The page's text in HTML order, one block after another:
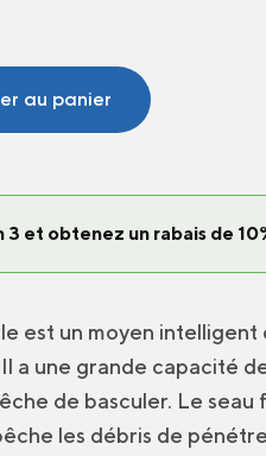
au panier
et obtenez un rabais de
est un moyen
a une grande capacité
de basculer. Le seau
les débris de